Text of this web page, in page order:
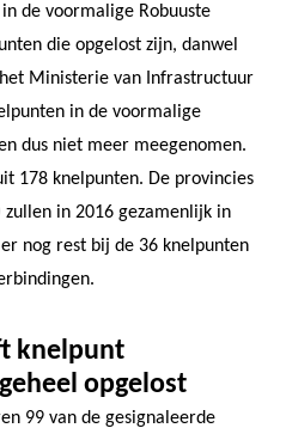
de voormalige Robuuste
die opgelost zijn, danwel
Ministerie van Infrastructuur
in de voormalige
dus niet meer meegenomen.
178 knelpunten. De provincies
in 2016 gezamenlijk in
nog rest bij de 36 knelpunten
knelpunt
opgelost
99 van de gesignaleerde